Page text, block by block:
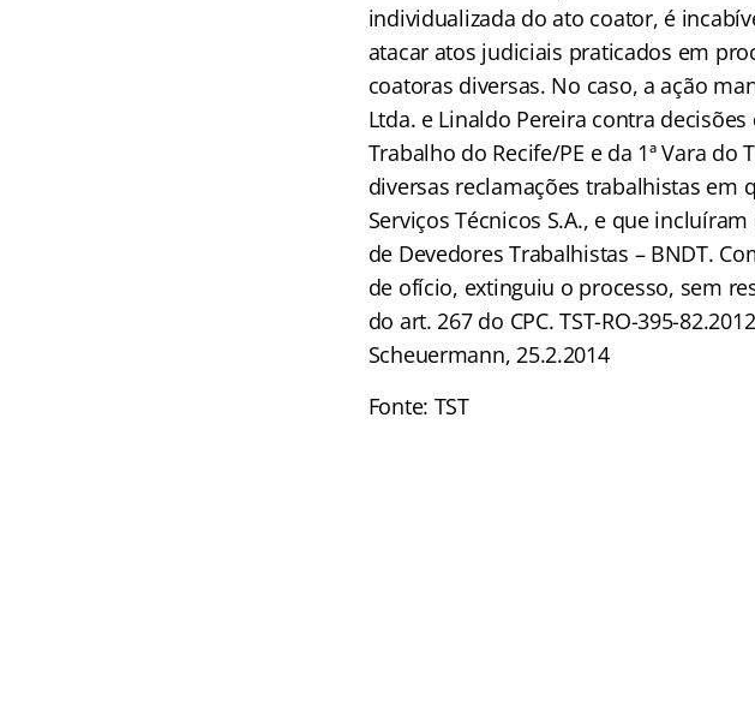
individualizada do ato coator, é
atacar atos judiciais praticados em
coatoras diversas. No caso, a ação
Ltda. e Linaldo Pereira contra decisões
Trabalho do Recife/PE e da 1ª Vara
diversas reclamações trabalhistas em
Serviços Técnicos S.A., e que
de Devedores Trabalhistas – BNDT.
de ofício, extinguiu o processo, sem
do art. 267 do CPC. TST-RO-395-
Scheuermann, 25.2.2014
Fonte: TST